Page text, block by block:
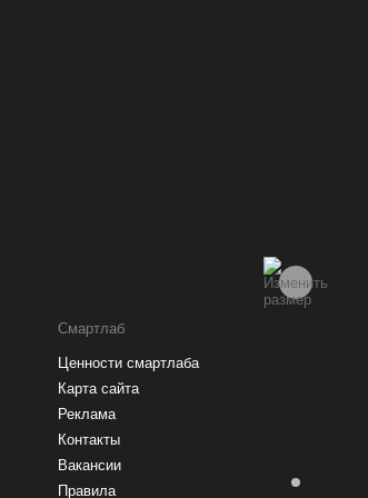
Смартлаб
Ценности смартлаба
Карта сайта
Реклама
Контакты
Вакансии
Правила